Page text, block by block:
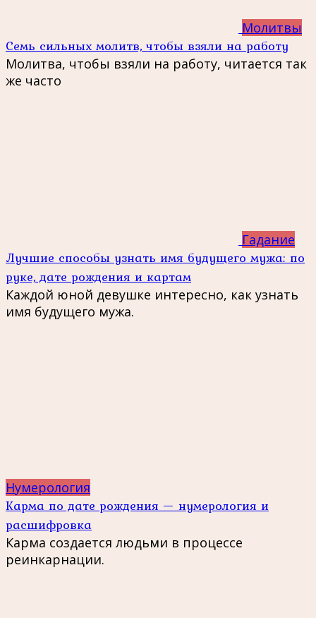
Молитвы
Семь сильных молитв, чтобы взяли на работу
Молитва, чтобы взяли на работу, читается так
же часто
Гадание
Лучшие способы узнать имя будущего мужа: по
руке, дате рождения и картам
Каждой юной девушке интересно, как узнать
имя будущего мужа.
Нумерология
Карма по дате рождения — нумерология и
расшифровка
Карма создается людьми в процессе
реинкарнации.